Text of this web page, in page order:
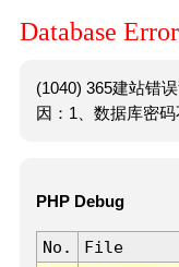
Database Error
(1040) 365建站错
因：1、数据库密码
PHP Debug
No. File